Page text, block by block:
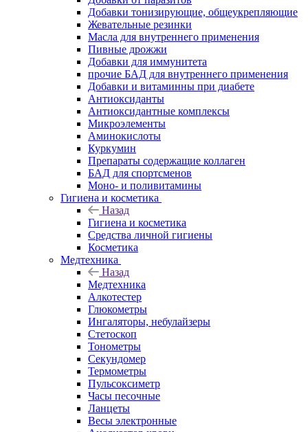
Добавки тонизирующие, общеукрепляющие
Жевательные резинки
Масла для внутреннего применения
Пивные дрожжи
Добавки для иммунитета
прочие БАД для внутреннего применения
Добавки и витаминны при диабете
Антиоксиданты
Антиоксидантные комплексы
Микроэлементы
Аминокислоты
Куркумин
Препараты содержащие коллаген
БАД для спортсменов
Моно- и поливитамины
Гигиена и косметика
Назад
Гигиена и косметика
Средства личной гигиены
Косметика
Медтехника
Назад
Медтехника
Алкотестер
Глюкометры
Ингаляторы, небулайзеры
Стетоскоп
Тонометры
Секундомер
Термометры
Пульсоксиметр
Часы песочные
Ланцеты
Весы электронные